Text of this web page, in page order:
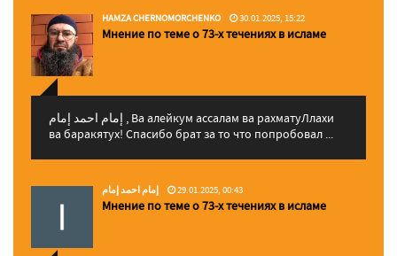
HAMZA CHERNOMORCHENKO 30.01.2025, 15:22
Мнение по теме о 73-х течениях в исламе
إمام احمد إمام , Ва алейкум ассалам ва рахматуЛлахи
ва баракятух! Спасибо брат за то что попробовал ...
إمام احمد إمام 29.01.2025, 00:43
Мнение по теме о 73-х течениях в исламе